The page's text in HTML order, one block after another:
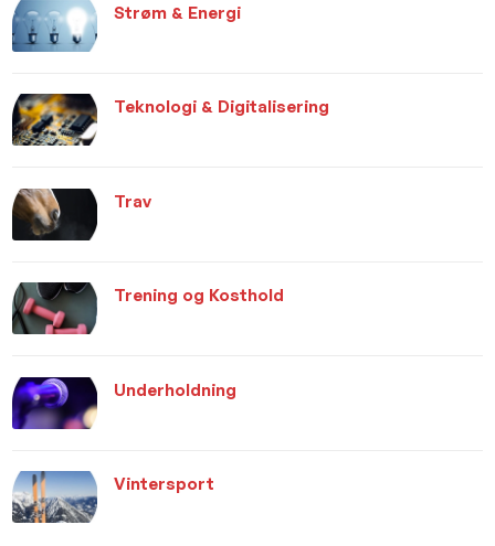
Strøm & Energi
Teknologi & Digitalisering
Trav
Trening og Kosthold
Underholdning
Vintersport